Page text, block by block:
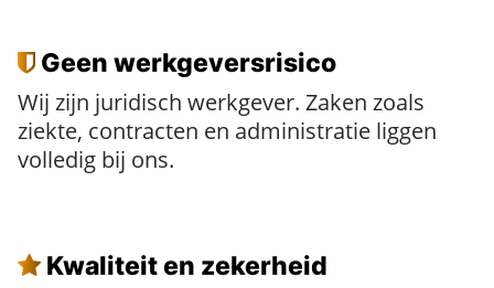
Geen werkgeversrisico
Wij zijn juridisch werkgever. Zaken zoals
ziekte, contracten en administratie liggen
volledig bij ons.
Kwaliteit en zekerheid